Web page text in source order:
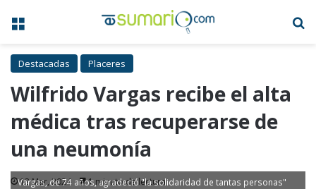
Menú
Destacadas Placeres
Wilfrido Vargas recibe el alta
médica tras recuperarse de
una neumonía
12 Mar, 2024 1 minuto de lectura
Vargas, de 74 años, agradeció "la solidaridad de tantas personas"